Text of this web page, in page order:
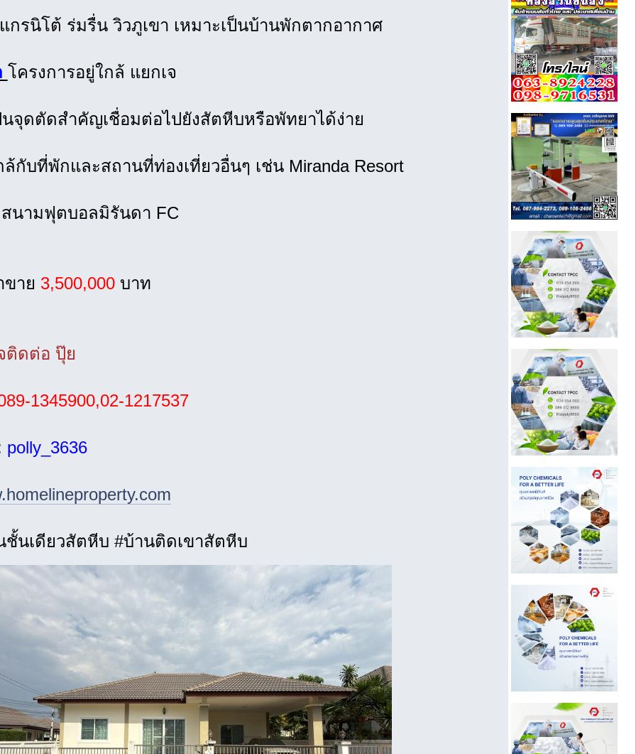
กรนิโต้ ร่มรื่น วิวภูเขา เหมาะเป็นบ้านพักตากอากาศ
โครงการอยู่ใกล้ แยกเจ
นจุดตัดสำคัญเชื่อมต่อไปยังสัตหีบหรือพัทยาได้ง่าย
ล้กับที่พักและสถานที่ท่องเที่ยวอื่นๆ เช่น Miranda Resort
นามฟุตบอลมิรันดา FC
ขาย 3,500,000บาท
ติดต่อ ปุ๊ย
1345900,02-1217537
polly_3636
ชั้นเดียวสัตหีบ #บ้านติดเขาสัตหีบ